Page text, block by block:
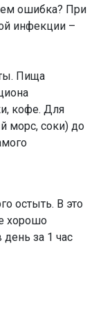
ошибка? При
инфекции –
Пища
кофе. Для
морс, соки) до
остыть. В это
хорошо
за 1 час